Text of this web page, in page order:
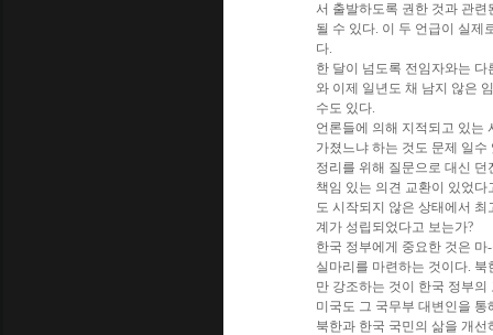
서 출발하도록 권한 것과 관
될 수 있다. 이 두 언급이 실제
다.
한 달이 넘도록 전임자와는
와 이제 일년도 채 남지 않은
수도 있다.
언론들에 의해 지적되고 있는
가졌느냐 하는 것도 문제 일수
정리를 위해 질문으로 대신
책임 있는 의견 교환이 있었
도 시작되지 않은 상태에서
계가 성립되었다고 보는가?
한국 정부에게 중요한 것은
실마리를 마련하는 것이다.
만 강조하는 것이 한국 정부
미국도 그 국무부 대변인을
북한과 한국 국민의 삶을 개